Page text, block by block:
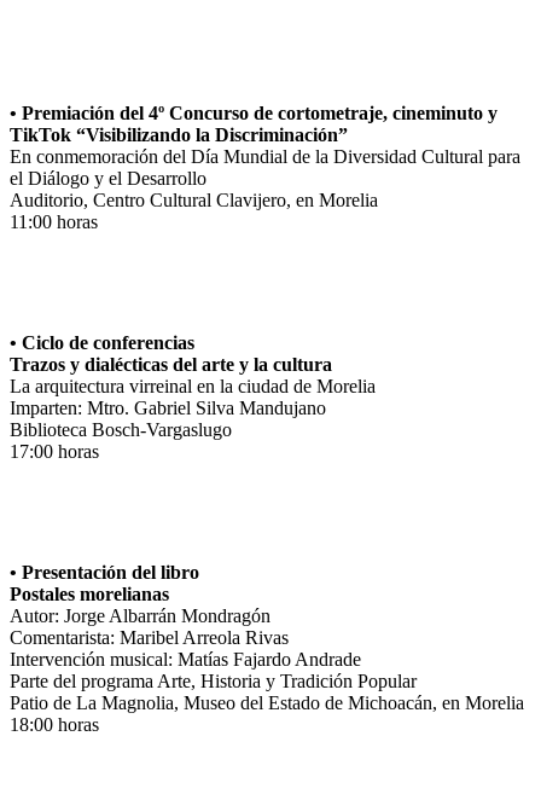
• Premiación del 4º Concurso de cortometraje, cineminuto y
TikTok “Visibilizando la Discriminación”
En conmemoración del Día Mundial de la Diversidad Cultural para
el Diálogo y el Desarrollo
Auditorio, Centro Cultural Clavijero, en Morelia
11:00 horas
• Ciclo de conferencias
Trazos y dialécticas del arte y la cultura
La arquitectura virreinal en la ciudad de Morelia
Imparten: Mtro. Gabriel Silva Mandujano
Biblioteca Bosch-Vargaslugo
17:00 horas
• Presentación del libro
Postales morelianas
Autor: Jorge Albarrán Mondragón
Comentarista: Maribel Arreola Rivas
Intervención musical: Matías Fajardo Andrade
Parte del programa Arte, Historia y Tradición Popular
Patio de La Magnolia, Museo del Estado de Michoacán, en Morelia
18:00 horas